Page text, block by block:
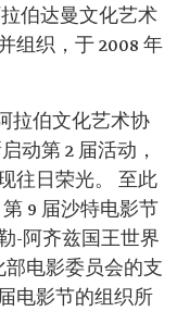
伯达曼文化艺术
组织，于 2008 年
拉伯文化艺术协
动第 2 届活动，
往日荣光。 至此
9 届沙特电影节
-阿齐兹国王世界
电影委员会的支
电影节的组织所